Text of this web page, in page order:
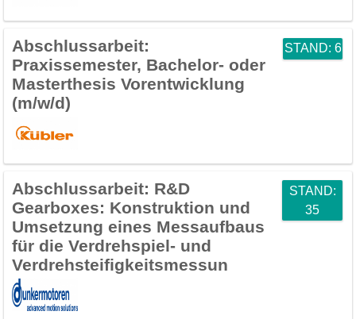
Abschlussarbeit:
Praxissemester, Bachelor- oder
Masterthesis Vorentwicklung
(m/w/d)
STAND: 6
Abschlussarbeit: R&D
Gearboxes: Konstruktion und
Umsetzung eines Messaufbaus
für die Verdrehspiel- und
Verdrehsteifigkeitsmessun
STAND:
35